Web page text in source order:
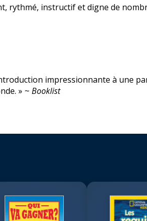
rythmé, instructif et digne de
impressionnante à une
» ~ Booklist